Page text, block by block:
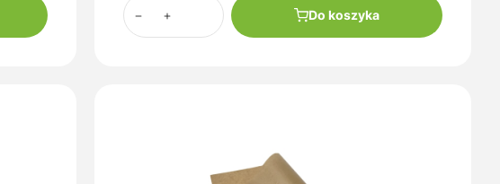
Do koszyka